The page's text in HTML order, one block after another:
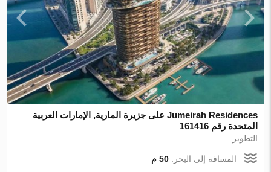
Jumeirah Residences على جزيرة المارية, الإمارات العربية
المتحدة رقم 161416
التطوير
المسافة إلى البحر:50 م